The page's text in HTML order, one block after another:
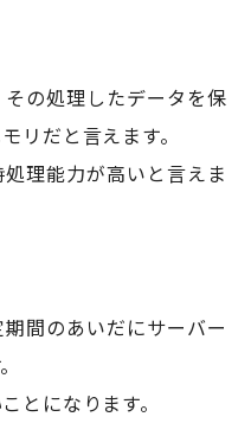
の処理したデータを保
リだと言えます。
理能力が高いと言えま
間のあいだにサーバー
ことになります。